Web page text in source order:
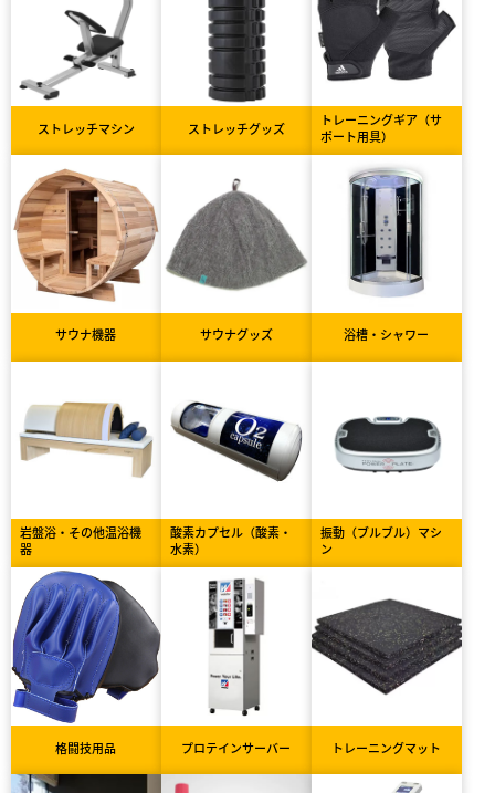
ストレッチマシン ストレッチグッズ
トレーニングギア（サ
ポート用具）
サウナ機器 サウナグッズ 浴槽・シャワー
岩盤浴・その他温浴機
器
酸素カプセル（酸素・
水素）
振動（ブルブル）マシ
ン
格闘技用品 プロテインサーバー トレーニングマット